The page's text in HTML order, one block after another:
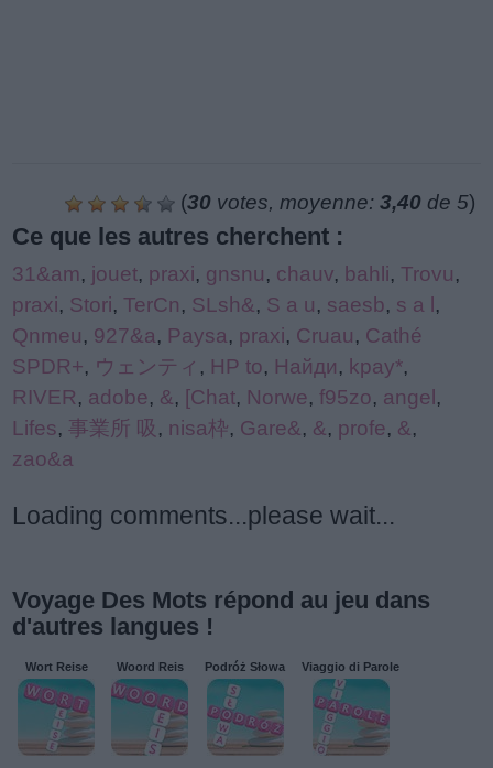
(30 votes, moyenne: 3,40 de 5)
Ce que les autres cherchent :
31&am, jouet, praxi, gnsnu, chauv, bahli, Trovu,
praxi, Stori, TerCn, SLsh&, S a u, saesb, s a l,
Qnmeu, 927&a, Paysa, praxi, Cruau, Cathé
SPDR+, ウェンティ , HP to, Найди, kpay*,
RIVER, adobe, &, [Chat, Norwe, f95zo, angel,
Lifes, 事業所 吸 , nisa枠, Gare&, &, profe, &,
zao&a
Loading comments...please wait...
Voyage Des Mots répond au jeu dans
d'autres langues !
Wort Reise Woord Reis Podróż Słowa Viaggio di Parole